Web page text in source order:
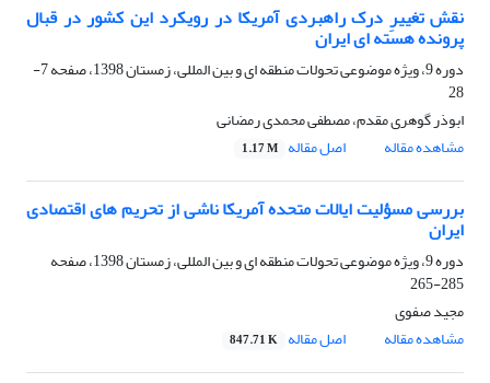
نقش تغییرِ درک راهبردی آمریکا در رویکرد این کشور در قبال
پرونده هسته‎ ای ایران
دوره 9، ویژه موضوعی تحولات منطقه ای و بین المللی، زمستان 1398، صفحه 7-
28
ابوذر گوهری مقدم، مصطفی محمدی رمضانی
مشاهده مقاله
اصل مقاله 1.17 M
بررسی مسؤلیت ایالات متحده آمریکا ناشی از تحریم های اقتصادی
ایران
دوره 9، ویژه موضوعی تحولات منطقه ای و بین المللی، زمستان 1398، صفحه
285-265
مجید صفوی
مشاهده مقاله
اصل مقاله 847.71 K